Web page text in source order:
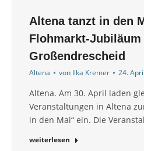
Altena tanzt in den
Flohmarkt-Jubiläum
Großendrescheid
Altena von Ilka Kremer 24.
Altena. Am 30. April laden
Veranstaltungen in Altena
in den Mai“ ein. Die
weiterlesen